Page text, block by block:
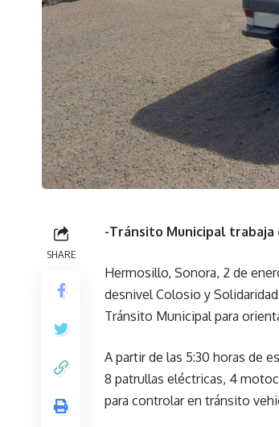
SHARE
-Tránsito Municipal
Hermosillo, Sonora, 2 de
desnivel Colosio y
Tránsito Municipal para
A partir de las 5:30 horas de
8 patrullas eléctricas, 4
para controlar en tránsito